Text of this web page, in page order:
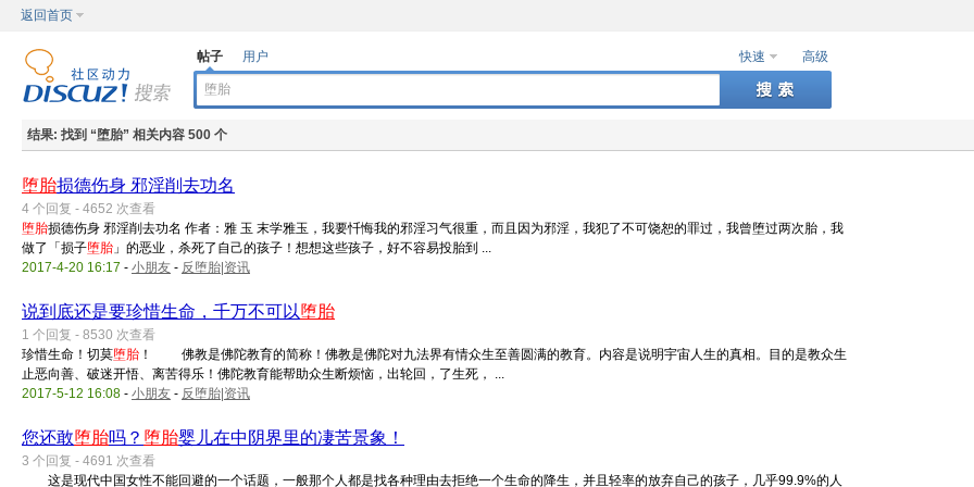
返回首页
快速 高级
帖子 用户
结果: 找到 “堕胎” 相关内容 500 个
堕胎损德伤身 邪淫削去功名
4 个回复 - 4652 次查看
堕胎损德伤身 邪淫削去功名 作者：雅 玉 末学雅玉，我要忏悔我的邪淫习气很重，而且因为邪淫，我犯了不可饶恕的罪过，我曾堕过两次胎，我
做了「损子堕胎 」的恶业，杀死了自己的孩子！想想这些孩子，好不容易投胎到 ...
2017-4-20 16:17 - 小朋友 - 反堕胎|资讯
说到底还是要珍惜生命，千万不可以堕胎
1 个回复 - 8530 次查看
珍惜生命！切莫堕胎 ！ 佛教是佛陀教育的简称！佛教是佛陀对九法界有情众生至善圆满的教育。内容是说明宇宙人生的真相。目的是教众生
止恶向善、破迷开悟、离苦得乐！佛陀教育能帮助众生断烦恼，出轮回，了生死， ...
2017-5-12 16:08 - 小朋友 - 反堕胎|资讯
您还敢堕胎吗？ 堕胎婴儿在中阴界里的凄苦景象！
3 个回复 - 4691 次查看
这是现代中国女性不能回避的一个话题，一般那个人都是找各种理由去拒绝一个生命的降生，并且轻率的放弃自己的孩子，几乎99.9%的人